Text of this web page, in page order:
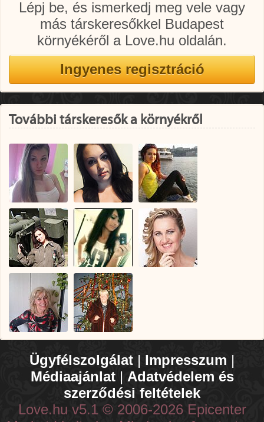
Lépj be, és ismerkedj meg vele vagy
más társkeresőkkel Budapest
környékéről a Love.hu oldalán.
További társkeresők a környékről
Ügyfélszolgálat | Impresszum |
Médiaajánlat| Adatvédelem és
szerződési feltételek
Love.hu v5.1 © 2006-2026 Epicenter